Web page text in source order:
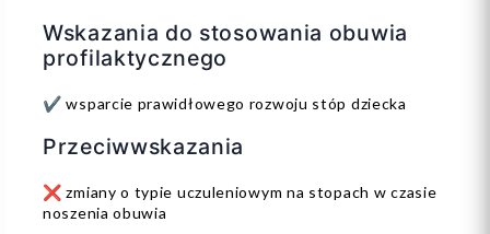
Wskazania do stosowania obuwia
profilaktycznego
✔️ wsparcie prawidłowego rozwoju stóp dziecka
Przeciwwskazania
❌ zmiany o typie uczuleniowym na stopach w czasie
noszenia obuwia